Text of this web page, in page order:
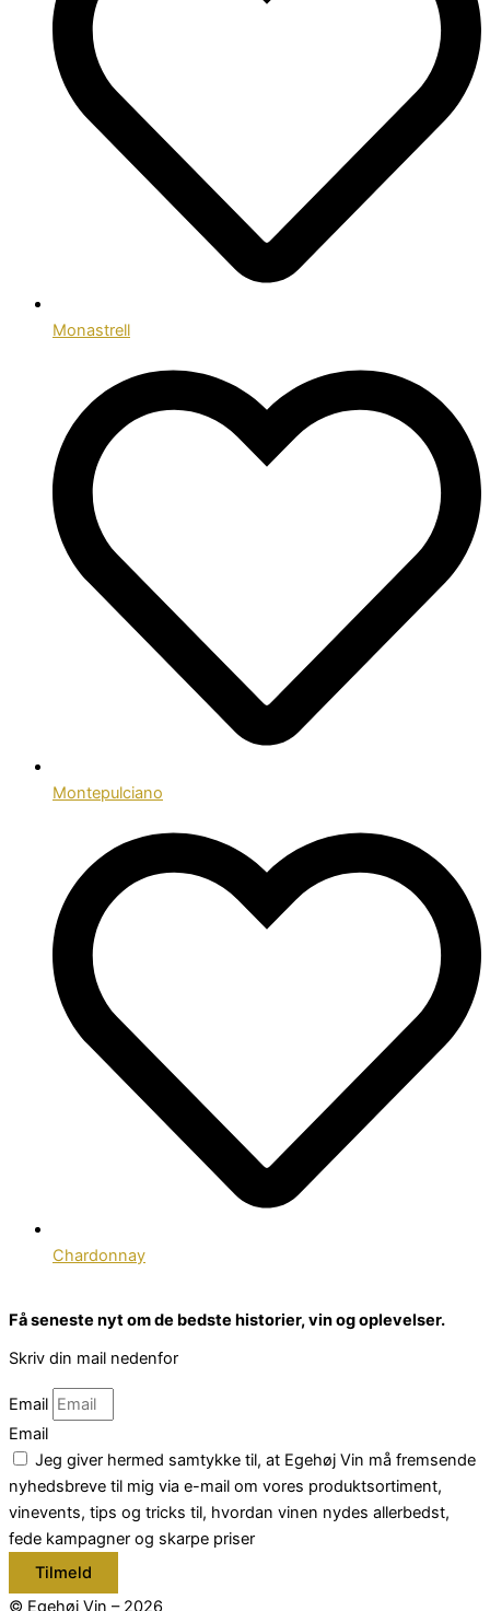
Monastrell
Montepulciano
Chardonnay
Få seneste nyt om de bedste historier, vin og oplevelser.
Skriv din mail nedenfor
Email
Email
Jeg giver hermed samtykke til, at Egehøj Vin må fremsende
nyhedsbreve til mig via e-mail om vores produktsortiment,
vinevents, tips og tricks til, hvordan vinen nydes allerbedst,
fede kampagner og skarpe priser
Tilmeld
© Egehøj Vin – 2026